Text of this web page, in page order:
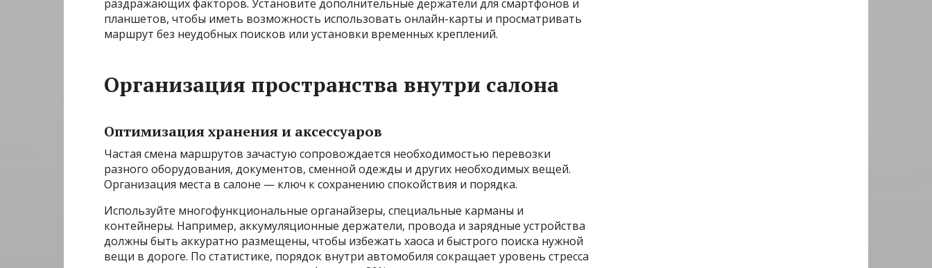
раздражающих факторов. Установите дополнительные держатели для смартфонов и
планшетов, чтобы иметь возможность использовать онлайн-карты и просматривать
маршрут без неудобных поисков или установки временных креплений.
Организация пространства внутри салона
Оптимизация хранения и аксессуаров
Частая смена маршрутов зачастую сопровождается необходимостью перевозки
разного оборудования, документов, сменной одежды и других необходимых вещей.
Организация места в салоне — ключ к сохранению спокойствия и порядка.
Используйте многофункциональные органайзеры, специальные карманы и
контейнеры. Например, аккумуляционные держатели, провода и зарядные устройства
должны быть аккуратно размещены, чтобы избежать хаоса и быстрого поиска нужной
вещи в дороге. По статистике, порядок внутри автомобиля сокращает уровень стресса